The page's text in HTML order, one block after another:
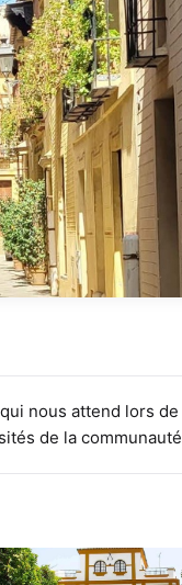
nous attend lors
de la